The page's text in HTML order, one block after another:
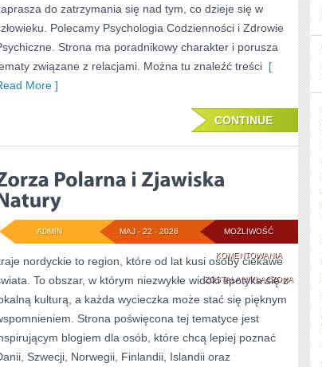
do zatrzymania się nad tym, co dzieje się w
Polecamy Psychologia Codzienności i Zdrowie
Strona ma poradnikowy charakter i porusza
związane z relacjami. Można tu znaleźć treści [
More ]
CONTINUE
MOŻLIWOŚĆ
KOMENTOWANIAZORZA
POLARNA
I
ZJAWISKA
NATURY
ZOSTAŁA WYŁĄCZONA
MAJ - 22 - 2026
ADMIN
nordyckie to region, które od lat kusi osoby ciekawe
To obszar, w którym niezwykłe widoki spotyka się z
kulturą, a każda wycieczka może stać się pięknym
Strona poświęcona tej tematyce jest
blogiem dla osób, które chcą lepiej poznać
Szwecji, Norwegii, Finlandii, Islandii oraz